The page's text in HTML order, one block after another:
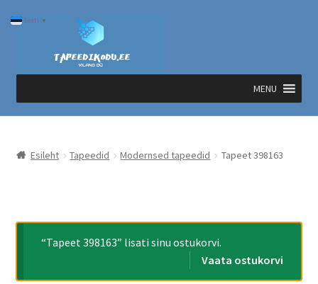
Liigu
navigeerimisele
Liigu
MENU
Esileht Tapeedid Modernsed tapeedid Tapeet 398163
“Tapeet 398163” lisati sinu ostukorvi.
Vaata ostukorvi
Eesti ▼